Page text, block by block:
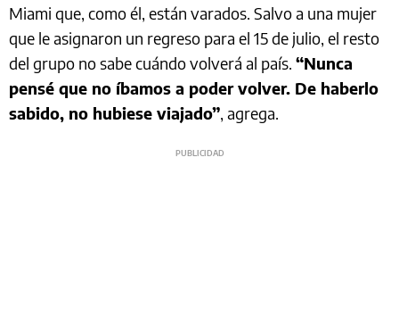
Miami que, como él, están varados. Salvo a una mujer
que le asignaron un regreso para el 15 de julio, el resto
del grupo no sabe cuándo volverá al país. “Nunca
pensé que no íbamos a poder volver. De haberlo
sabido, no hubiese viajado”, agrega.